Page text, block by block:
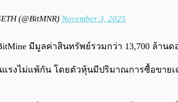
(@BitMNR) November 3, 2025
มีมูลค่าสินทรัพย์รวมกว่า 13,700 ล้าน
รงไม่แพ้กัน โดยตัวหุ้นมีปริมาณการซื้อขาย